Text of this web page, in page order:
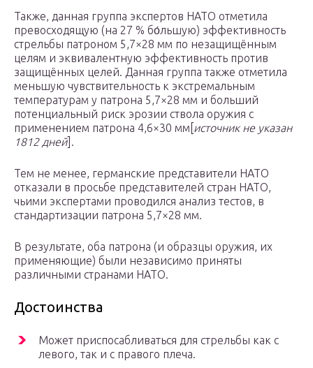
Также, данная группа экспертов НАТО отметила
превосходящую (на 27 % бо́льшую) эффективность
стрельбы патроном 5,7×28 мм по незащищённым
целям и эквивалентную эффективность против
защищённых целей. Данная группа также отметила
меньшую чувствительность к экстремальным
температурам у патрона 5,7×28 мм и больший
потенциальный риск эрозии ствола оружия с
применением патрона 4,6×30 мм[ источник не указан
1812 дней].
Тем не менее, германские представители НАТО
отказали в просьбе представителей стран НАТО,
чьими экспертами проводился анализ тестов, в
стандартизации патрона 5,7×28 мм.
В результате, оба патрона (и образцы оружия, их
применяющие) были независимо приняты
различными странами НАТО.
Достоинства
Может приспосабливаться для стрельбы как с
левого, так и с правого плеча.